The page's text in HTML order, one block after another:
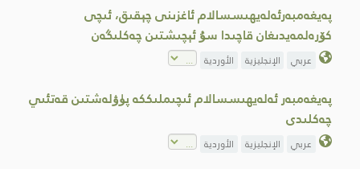
پەيغەمبەرئەلەيھىسسالام ئاغزىنى چېقىق، ئىچى
كۆرەلمەيدىغان قاچىدا سۇ ئېچىشتىن چەكلىگەن
عربي الإنجليزية الأوردية
پەيغەمبەر ئەلەيھىسسالام ئىچىملىككە پۈۋلەشتىن قەتئىي
چەكلىدى
عربي الإنجليزية الأوردية